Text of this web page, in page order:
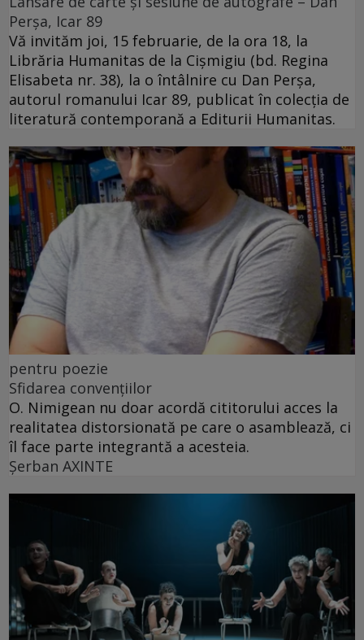
Perșa, Icar 89
Vă invităm joi, 15 februarie, de la ora 18, la
Librăria Humanitas de la Cişmigiu (bd. Regina
Elisabeta nr. 38), la o întâlnire cu Dan Perșa,
autorul romanului Icar 89, publicat în colecția de
literatură contemporană a Editurii Humanitas.
pentru poezie
Sfidarea convențiilor
O. Nimigean nu doar acordă cititorului acces la
realitatea distorsionată pe care o asamblează, ci
îl face parte integrantă a acesteia.
Şerban AXINTE